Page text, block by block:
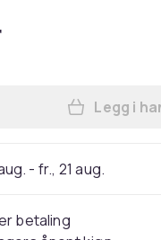
Legg i
- fr., 21 aug.
betaling